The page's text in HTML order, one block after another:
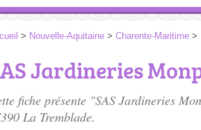
> Nouvelle-Aquitaine > Charente-Maritime >
Jardineries
fiche présente "SAS Jardineries
La Tremblade.